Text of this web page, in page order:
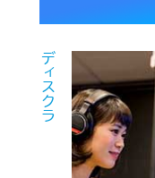
ディスクラ